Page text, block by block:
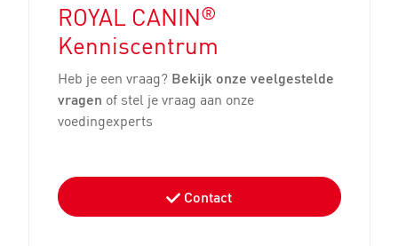
ROYAL CANIN®
Kenniscentrum
Heb je een vraag? Bekijk onze veelgestelde
vragen of stel je vraag aan onze
voedingexperts
Contact